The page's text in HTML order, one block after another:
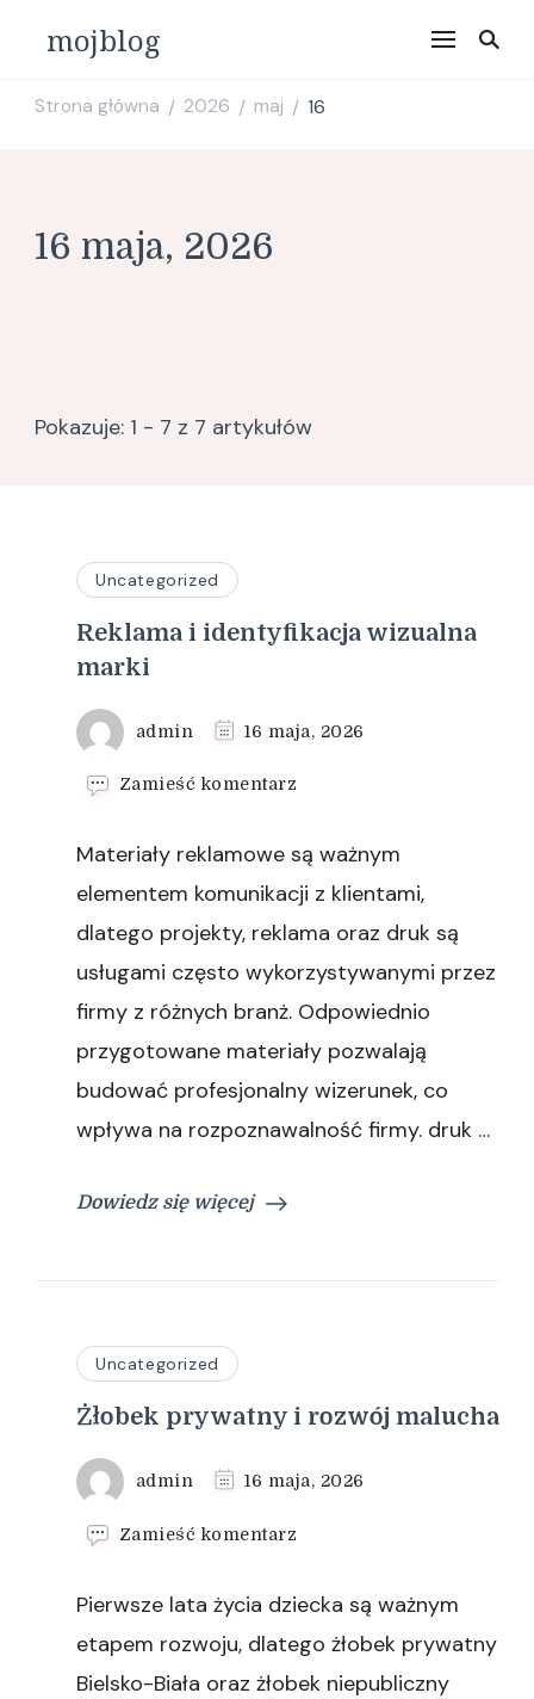
mojblog
Strona główna / 2026 / maj / 16
16 maja, 2026
Pokazuje: 1 - 7 z 7 artykułów
Uncategorized
Reklama i identyfikacja wizualna
marki
admin 16 maja, 2026
Zamieść komentarz
i
identyfikacja
wizualna
marki
Materiały reklamowe są ważnym
elementem komunikacji z klientami,
dlatego projekty, reklama oraz druk są
usługami często wykorzystywanymi przez
firmy z różnych branż. Odpowiednio
przygotowane materiały pozwalają
budować profesjonalny wizerunek, co
wpływa na rozpoznawalność firmy. druk …
Dowiedz się więcej
Uncategorized
Żłobek prywatny i rozwój malucha
admin 16 maja, 2026
Zamieść komentarz
prywatny
rozwój
malucha
Pierwsze lata życia dziecka są ważnym
etapem rozwoju, dlatego żłobek prywatny
Bielsko-Biała oraz żłobek niepubliczny